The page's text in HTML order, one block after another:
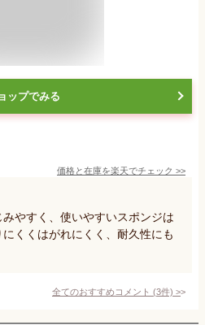
ップでみる
価格と在庫を楽天でチェック >>
やすく、使いやすいスポンジは
くくはがれにくく、耐久性にも
全てのおすすめコメント (3件) >